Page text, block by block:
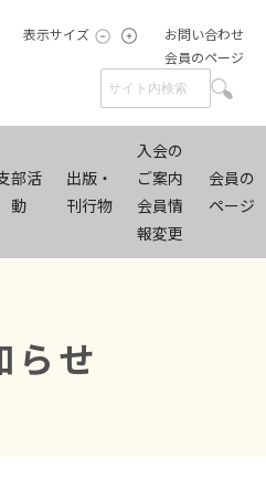
表示サイズ
お問い合わせ
会員のページ
部活
動
出版・
刊行物
入会の
ご案内
会員情
報変更
会員の
ページ
らせ